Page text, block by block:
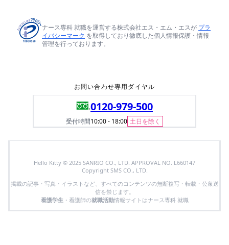
ナース専科 就職を運営する株式会社エス・エム・エスが プラ
イバシーマーク を取得しており徹底した個人情報保護・情報
管理を行っております。
お問い合わせ専用ダイヤル
0120-979-500
受付時間10:00 - 18:00 土日を除く
Hello Kitty © 2025 SANRIO CO., LTD. APPROVAL NO. L660147
Copyright SMS CO., LTD.
掲載の記事・写真・イラストなど、すべてのコンテンツの無断複写・転載・公衆送
信を禁じます。
看護学生・看護師の就職活動情報サイトはナース専科 就職